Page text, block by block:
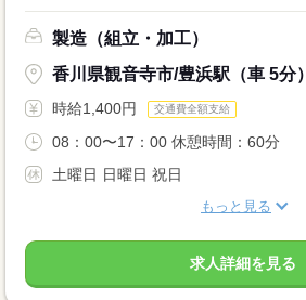
製造（組立・加工）
香川県観音寺市/豊浜駅（車 5分）
時給1,400円 交通費全額支給
08：00〜17：00 休憩時間：60分
土曜日 日曜日 祝日
もっと見る
求人詳細を見る